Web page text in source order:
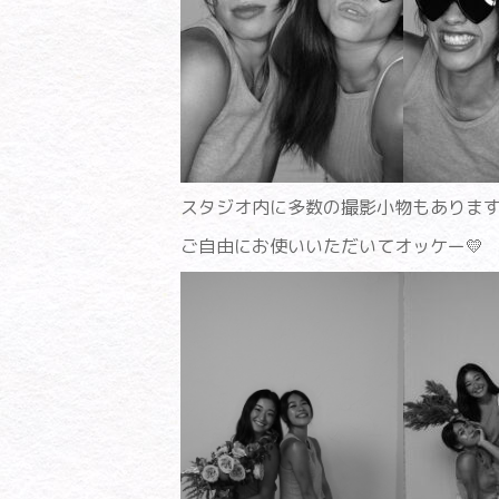
スタジオ内に多数の撮影小物もありま
ご自由にお使いいただいてオッケー💛